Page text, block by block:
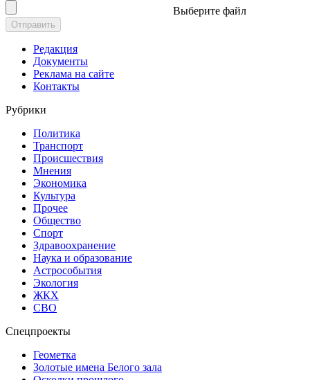
Выберите файл
Отправить
Редакция
Документы
Реклама на сайте
Контакты
Рубрики
Политика
Транспорт
Происшествия
Мнения
Экономика
Культура
Прочее
Общество
Спорт
Здравоохранение
Наука и образование
Астрособытия
Экология
ЖКХ
СВО
Спецпроекты
Геометка
Золотые имена Белого зала